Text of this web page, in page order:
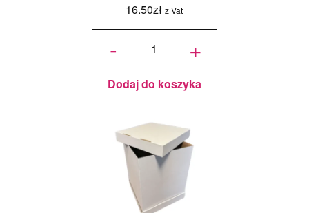
16.50zł z Vat
-
ilość
olejowy
Food
Zielony
Butelkowy
+
Dodaj do koszyka